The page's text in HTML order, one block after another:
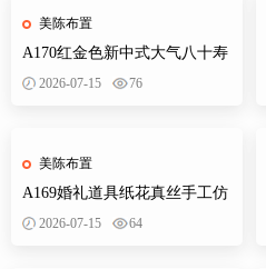
美陈布置
A170红金色新中式大气八十寿
宴背景设计素材老人生日布置
2026-07-15 76
美陈布置
A169婚礼道具纸花真丝手工仿
真花路引装饰立体婚礼效果图
2026-07-15 64